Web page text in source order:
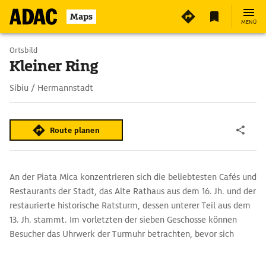
Maps MENÜ
Ortsbild
Kleiner Ring
Sibiu / Hermannstadt
Route planen
An der Piata Mica konzentrieren sich die beliebtesten Cafés und
Restaurants der Stadt, das Alte Rathaus aus dem 16. Jh. und der
restaurierte historische Ratsturm, dessen unterer Teil aus dem
13. Jh. stammt. Im vorletzten der sieben Geschosse können
Besucher das Uhrwerk der Turmuhr betrachten, bevor sich